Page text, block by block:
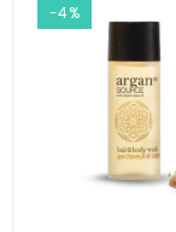
-4%